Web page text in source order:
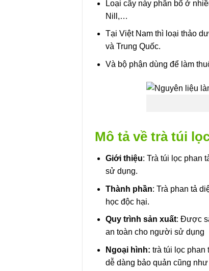
Loại cây này phân bố ở
Nill,…
Tại Việt Nam thì loại thảo
và Trung Quốc.
Và bộ phận dùng để làm
Mô tả về trà túi
Giới thiệu: Trà túi lọc phan
sử dụng.
Thành phần: Trà phan tả
học độc hại.
Quy trình sản xuất: Được
an toàn cho người sử dụng
Ngoại hình: trà túi lọc
dễ dàng bảo quản cũng